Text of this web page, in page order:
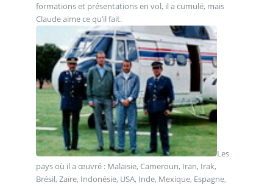
formations et présentations en vol, il a cumulé, mais
Claude aime ce qu’il fait.
Les
pays où il a œuvré : Malaisie, Cameroun, Iran, Irak,
Brésil, Zaïre, Indonésie, USA, Inde, Mexique, Espagne,